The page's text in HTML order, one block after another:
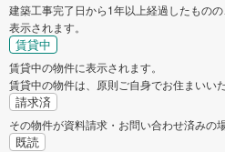
建築工事完了日から1年以上経過したもの
表示されます。
賃貸中
賃貸中の物件に表示されます。
賃貸中の物件は、原則ご自身でお住まいい
請求済
その物件が資料請求・お問い合わせ済みの
既読